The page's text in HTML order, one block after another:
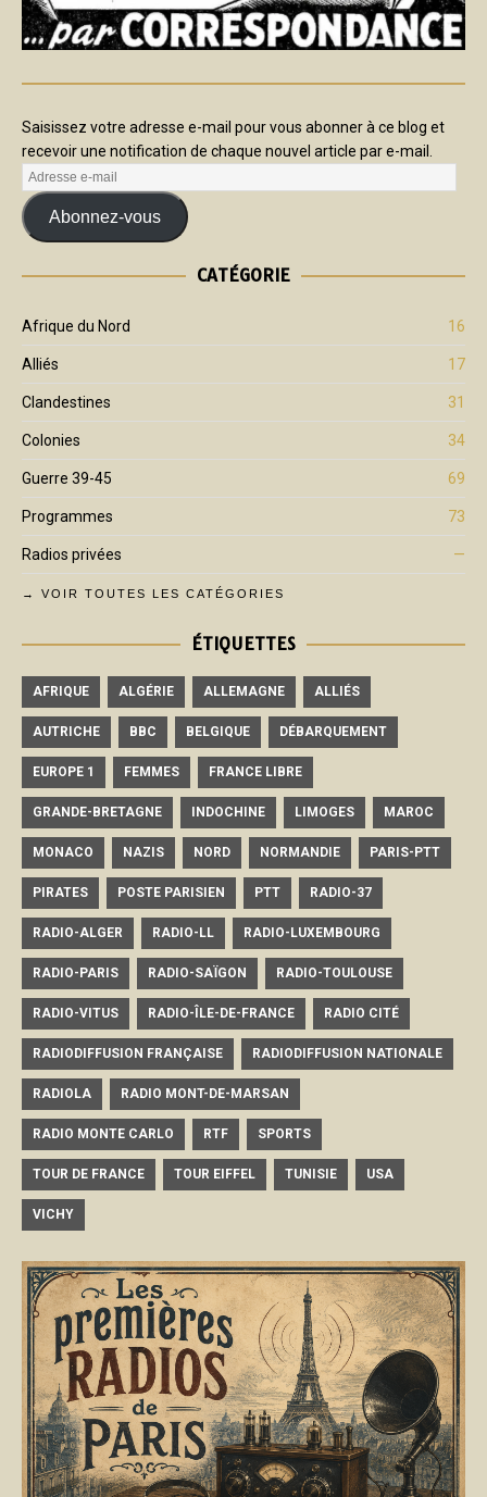
Saisissez votre adresse e-mail pour vous abonner à ce blog et
recevoir une notification de chaque nouvel article par e-mail.
Abonnez-vous
CATÉGORIE
Afrique du Nord 16
Alliés 17
Clandestines 31
Colonies 34
Guerre 39-45 69
Programmes 73
Radios privées —
→ VOIR TOUTES LES CATÉGORIES
ÉTIQUETTES
AFRIQUE ALGÉRIE ALLEMAGNE ALLIÉS
AUTRICHE BBC BELGIQUE DÉBARQUEMENT
EUROPE 1 FEMMES FRANCE LIBRE
GRANDE-BRETAGNE INDOCHINE LIMOGES MAROC
MONACO NAZIS NORD NORMANDIE PARIS-PTT
PIRATES POSTE PARISIEN PTT RADIO-37
RADIO-ALGER RADIO-LL RADIO-LUXEMBOURG
RADIO-PARIS RADIO-SAÏGON RADIO-TOULOUSE
RADIO-VITUS RADIO-ÎLE-DE-FRANCE RADIO CITÉ
RADIODIFFUSION FRANÇAISE RADIODIFFUSION NATIONALE
RADIOLA RADIO MONT-DE-MARSAN
RADIO MONTE CARLO RTF SPORTS
TOUR DE FRANCE TOUR EIFFEL TUNISIE USA
VICHY